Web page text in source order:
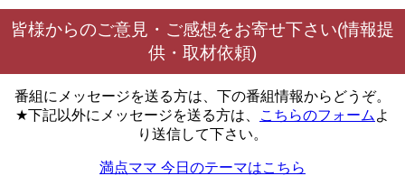
皆様からのご意見・ご感想をお寄せ下さい(情報提
供・取材依頼)
番組にメッセージを送る方は、下の番組情報からどうぞ。
★下記以外にメッセージを送る方は、
こちらのフォーム よ
り送信して下さい。
満点ママ 今日のテーマはこちら